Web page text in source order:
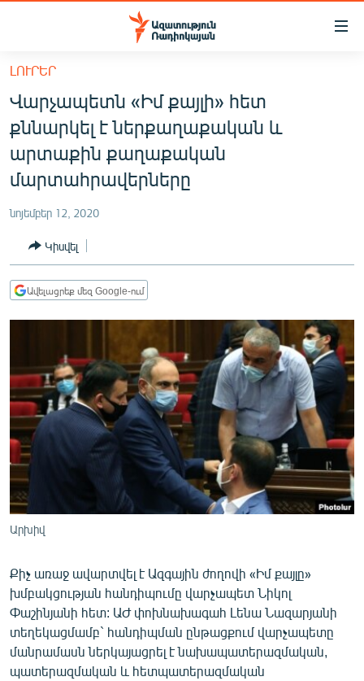
Մատչելիության
հիմնական
բովանդակությանը
Անցնել
հիմնական
մենյուին
Որոնում
ՀԱՅԱՍՏԱՆ
ՔԱՂԱՔԱԿԱՆ
ԸՆՏՐՈՒԹՅՈՒՆՆԵՐ 2026
ՏՆՏԵՍՈՒԹՅՈՒՆ
ՂԱՐԱԲԱՂ
ՊԱՏԵՐԱԶՄԻ 6 ՇԱԲԱԹՆԵՐԸ
ՄԻՋԱԶԳԱՅԻՆ
ՄՇԱԿՈՒՅԹ
ՍՊՈՐՏ
ՄԵԿՆԱԲԱՆՈՒԹՅՈՒՆ
ՏՏ ԵՒ ԻՆՏԵՐՆԵՏ
ԿՈՐՈՆԱՎԻՐՈՒՍ
ՏԵՍԱՆՅՈՒԹԵՐ
ԲԱՆԱՎԵՃ
ՁԳՏԵԼՈՎ ԼԱՎԱԳՈՒՅՆԻՆ
ՓՈԴՔԱՍԹ
ԼՈՒՐԵՐ
Վարչապետն «Իմ քայլի» հետ
քննարկել է ներքաղաքական և
արտաքին քաղաքական
մարտահրավերները
նոյեմբեր 12, 2020
Կիսվել
Ավելացրեք մեզ Google-ում
Արխիվ
Քիչ առաջ ավարտվել է Ազգային ժողովի «Իմ քայլը»
խմբակցության հանդիպումը վարչապետ Նիկոլ
Փաշինյանի հետ: ԱԺ փոխնախագահ Լենա Նազարյանի
տեղեկացմամբ` հանդիպման ընթացքում վարչապետը
մանրամասն ներկայացրել է նախապատերազմական,
պատերազմական և հետպատերազմական